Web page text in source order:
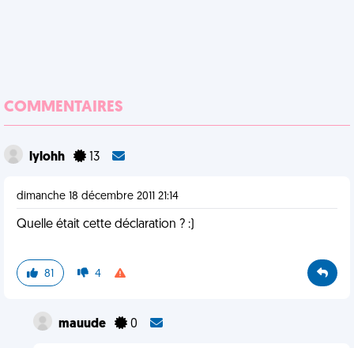
COMMENTAIRES
lylohh 13
dimanche 18 décembre 2011 21:14
Quelle était cette déclaration ? :)
81 4
mauude 0